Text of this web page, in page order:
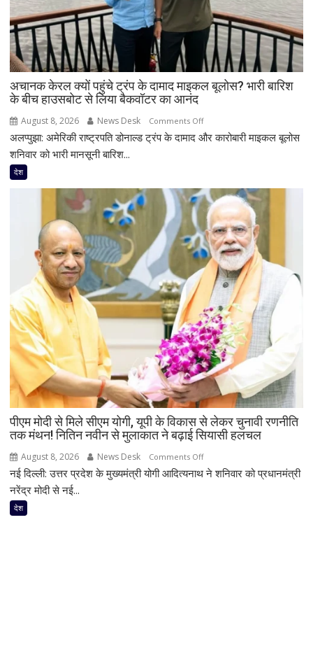
बोले-
‘दिल
से
स्वागत
करता
हूं’,
परिसीमन
पर
अचानक केरल क्यों पहुंचे ट्रंप के दामाद माइकल बूलोस? भारी बारिश
के बीच हाउसबोट से लिया बैकवॉटर का आनंद
August 8, 2026 News Desk Comments Offon
अचानक
ट्रंप
के
दामाद
माइकल
बूलोस?
भारी
बारिश
के
बीच
हाउसबोट
से
लिया
बैकवॉटर
का
आनंद
अलप्पुझा: अमेरिकी राष्ट्रपति डोनाल्ड ट्रंप के दामाद और कारोबारी माइकल बूलोस
शनिवार को भारी मानसूनी बारिश...
देश
पीएम मोदी से मिले सीएम योगी, यूपी के विकास से लेकर चुनावी रणनीति
तक मंथन! नितिन नवीन से मुलाकात ने बढ़ाई सियासी हलचल
August 8, 2026 News Desk Comments Offon
पीएम
नई दिल्ली: उत्तर प्रदेश के मुख्यमंत्री योगी आदित्यनाथ ने शनिवार को प्रधानमंत्री
नरेंद्र मोदी से नई...
देश